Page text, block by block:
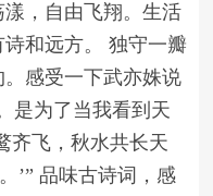
，自由飞翔。生活
和远方。 独守一瓣
感受一下武亦姝说
是为了当我看到天
齐飞，秋水共长天
’” 品味古诗词，感